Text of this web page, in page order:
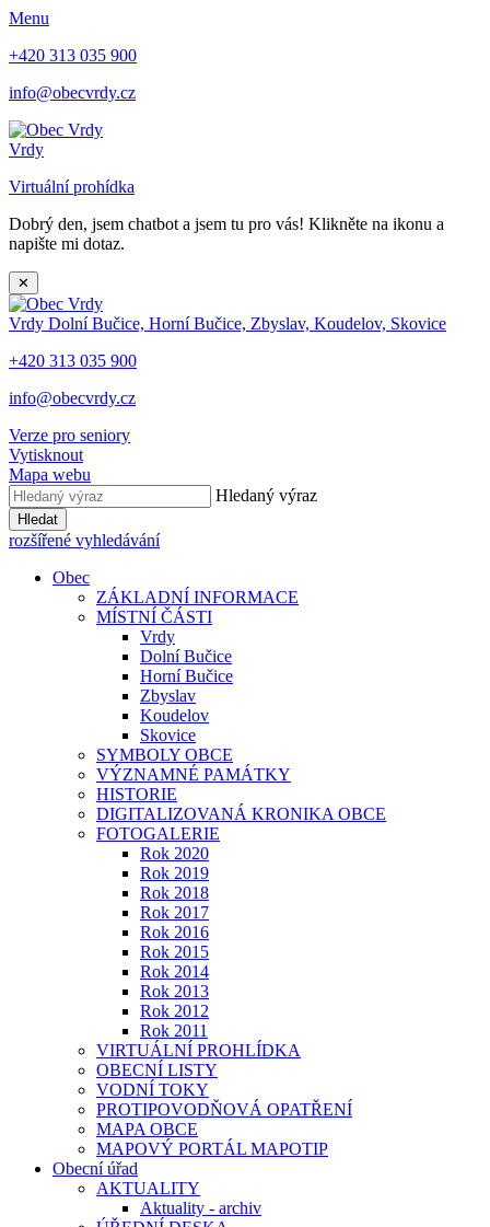
Menu
+420 313 035 900
info@obecvrdy.cz
Vrdy
Virtuální prohídka
Dobrý den, jsem chatbot a jsem tu pro vás! Klikněte na ikonu a
napište mi dotaz.
✕
Vrdy Dolní Bučice, Horní Bučice, Zbyslav, Koudelov, Skovice
+420 313 035 900
info@obecvrdy.cz
Verze pro seniory
Vytisknout
Mapa webu
Hledaný výraz
Hledat
rozšířené vyhledávání
Obec
ZÁKLADNÍ INFORMACE
MÍSTNÍ ČÁSTI
Vrdy
Dolní Bučice
Horní Bučice
Zbyslav
Koudelov
Skovice
SYMBOLY OBCE
VÝZNAMNÉ PAMÁTKY
HISTORIE
DIGITALIZOVANÁ KRONIKA OBCE
FOTOGALERIE
Rok 2020
Rok 2019
Rok 2018
Rok 2017
Rok 2016
Rok 2015
Rok 2014
Rok 2013
Rok 2012
Rok 2011
VIRTUÁLNÍ PROHLÍDKA
OBECNÍ LISTY
VODNÍ TOKY
PROTIPOVODŇOVÁ OPATŘENÍ
MAPA OBCE
MAPOVÝ PORTÁL MAPOTIP
Obecní úřad
AKTUALITY
Aktuality - archiv